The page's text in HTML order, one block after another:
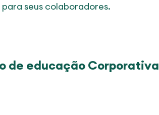
seus colaboradores.
de educação Corporativa